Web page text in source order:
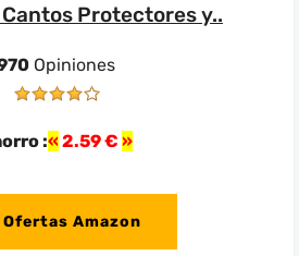
Protectores y..
Opiniones
: 2.59 €
Ofertas Amazon